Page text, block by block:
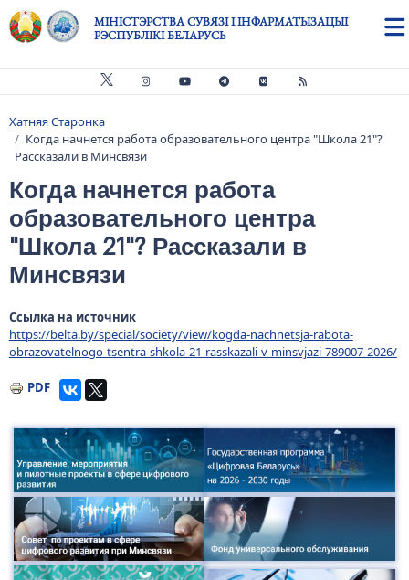
Skip to main content
МІНІСТЭРСТВА СУВЯЗІ І ІНФАРМАТЫЗАЦЫІ
РЭСПУБЛІКІ БЕЛАРУСЬ
Breadcrumb
Хатняя Старонка
Когда начнется работа образовательного центра "Школа 21"?
Рассказали в Минсвязи
Когда начнется работа
образовательного центра
"Школа 21"? Рассказали в
Минсвязи
Ссылка на источник
https://belta.by/special/society/view/kogda-nachnetsja-rabota-
obrazovatelnogo-tsentra-shkola-21-rasskazali-v-minsvjazi-789007-2026/
PDF